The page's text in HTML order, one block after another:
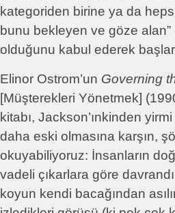
kategoriden birine ya da
bunu bekleyen ve göze alan”
olduğunu kabul ederek
Elinor Ostrom’un Governing
[Müşterekleri Yönetmek]
kitabı, Jackson’ınkinden
daha eski olmasına karşın,
okuyabiliyoruz: İnsanların
vadeli çıkarlara göre
koyun kendi bacağından